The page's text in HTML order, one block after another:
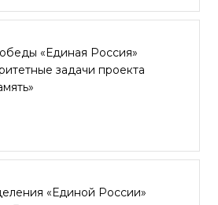
«Единая Россия»
задачи проекта
«Единой России»